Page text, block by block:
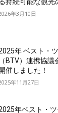
年3月10日
年 ベスト・
（BTV）連携協
催しました！
年11月27日
年ベスト・